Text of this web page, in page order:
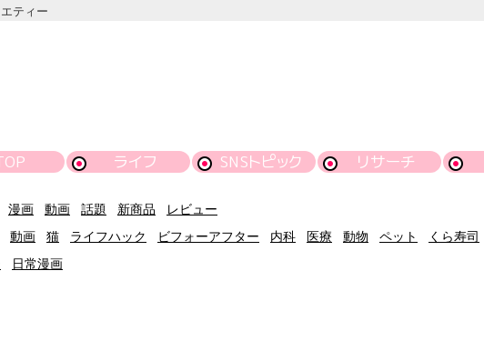
ティー
ライフ SNSトピック リサーチ
漫画 動画 話題 新商品
レビュー
動画 猫 ライフハック ビフォーアフター 内科 医療 動物 ペット くら寿司
日常漫画